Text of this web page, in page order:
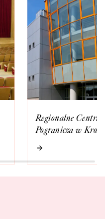
Regionalne
Pogranicza w